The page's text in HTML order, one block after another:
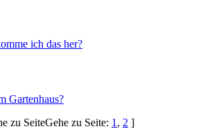
ich das her?
Gartenhaus?
Gehe zu Seite: 1 , 2 ]